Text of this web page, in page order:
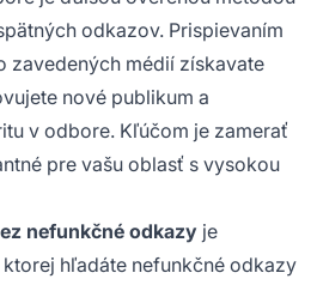
odkazov. Prispievaním
zavedených médií získavate
nové publikum a
v odbore. Kľúčom je zamerať
pre vašu oblasť s vysokou
nefunkčné odkazy je
hľadáte nefunkčné odkazy